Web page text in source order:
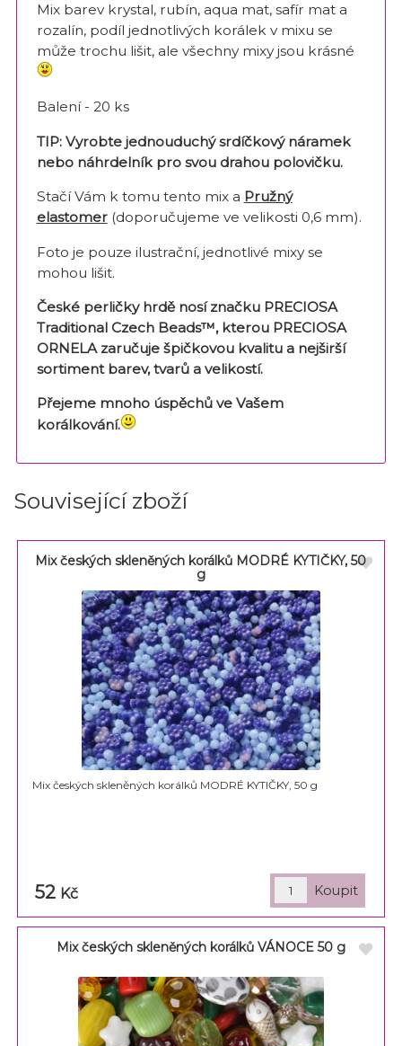
Mix barev krystal, rubín, aqua mat, safír mat a
rozalín, podíl jednotlivých korálek v mixu se
může trochu lišit, ale všechny mixy jsou krásné
Balení - 20 ks
TIP: Vyrobte jednouduchý srdíčkový náramek
nebo náhrdelník pro svou drahou polovičku.
Stačí Vám k tomu tento mix a Pružný
elastomer (doporučujeme ve velikosti 0,6 mm).
Foto je pouze ilustrační, jednotlivé mixy se
mohou lišit.
České perličky hrdě nosí značku PRECIOSA
Traditional Czech Beads™, kterou PRECIOSA
ORNELA zaručuje špičkovou kvalitu a nejširší
sortiment barev, tvarů a velikostí.
Přejeme mnoho úspěchů ve Vašem
korálkování.
Související zboží
Mix českých skleněných korálků MODRÉ KYTIČKY, 50
g
Mix českých skleněných korálků MODRÉ KYTIČKY, 50 g
52 Kč
Mix českých skleněných korálků VÁNOCE 50 g